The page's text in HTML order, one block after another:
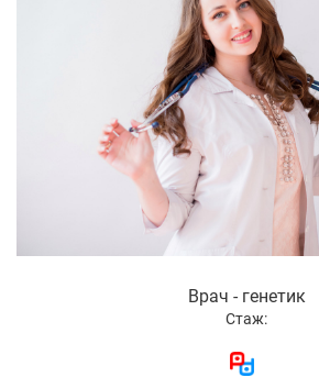
Врач - генетик
Стаж: